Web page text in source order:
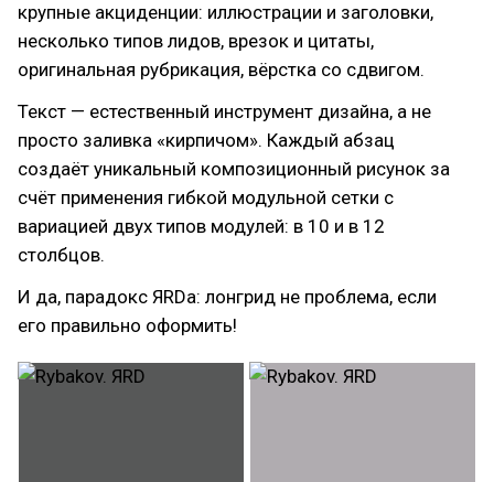
крупные акциденции: иллюстрации и заголовки,
несколько типов лидов, врезок и цитаты,
оригинальная рубрикация, вёрстка со сдвигом.
Текст — естественный инструмент дизайна, а не
просто заливка «кирпичом». Каждый абзац
создаёт уникальный композиционный рисунок за
счёт применения гибкой модульной сетки с
вариацией двух типов модулей: в 10 и в 12
столбцов.
И да, парадокс ЯRDa: лонгрид не проблема, если
его правильно оформить!